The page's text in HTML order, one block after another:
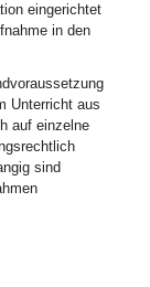
eingerichtet
in den
Unterricht aus
auf einzelne
sind